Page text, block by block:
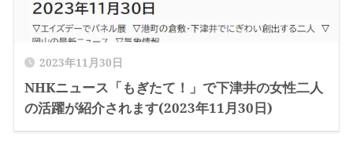
2023年11月30日
NHKニュース「もぎたて！」で下津井の女性二人
の活躍が紹介されます(2023年11月30日)